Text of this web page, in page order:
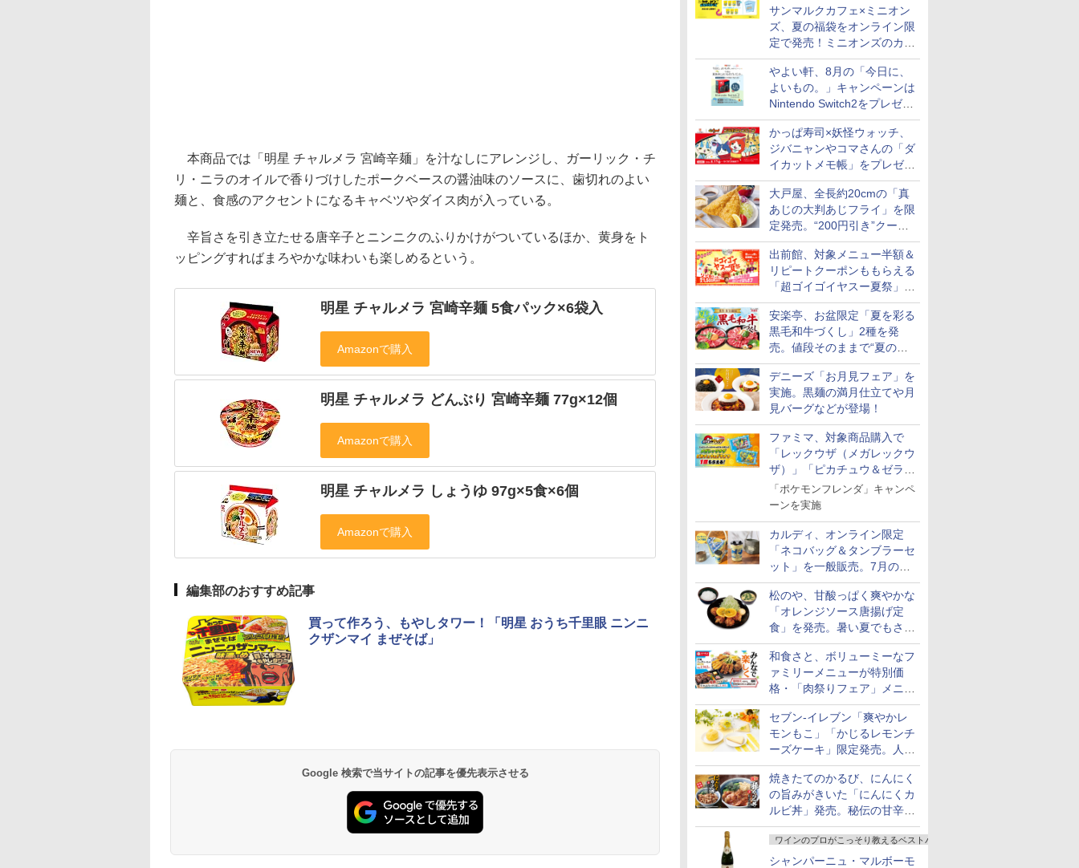
サンマルクカフェ×ミニオン
ズ、夏の福袋をオンライン限
定で発売！ミニオンズのカッ
プと2500円相当のチケット
付き
やよい軒、8月の「今日に、
よいもの。」キャンペーンは
Nintendo Switch2をプレゼン
ト
かっぱ寿司×妖怪ウォッチ、
ジバニャンやコマさんの「ダ
イカットメモ帳」をプレゼン
ト
大戸屋、全長約20cmの「真
あじの大判あじフライ」を限
定発売。“200円引き”クーポ
ンも配信
出前館、対象メニュー半額＆
リピートクーポンももらえる
「超ゴイゴイヤスー夏祭」を
実施
安楽亭、お盆限定「夏を彩る
黒毛和牛づくし」2種を発
売。値段そのままで“夏の巻
き野菜”付き
デニーズ「お月見フェア」を
実施。黒麺の満月仕立てや月
見バーグなどが登場！
ファミマ、対象商品購入で
「レックウザ（メガレックウ
ザ）」「ピカチュウ＆ゼラオ
ラ」のフレンダピックがもら
える！
「ポケモンフレンダ」キャンペ
ーンを実施
カルディ、オンライン限定
「ネコバッグ＆タンブラーセ
ット」を一般販売。7月の抽
選販売の当選無効分
松のや、甘酸っぱく爽やかな
「オレンジソース唐揚げ定
食」を発売。暑い夏でもさっ
ぱり！
和食さと、ボリューミーなフ
ァミリーメニューが特別価
格・「肉祭りフェア」メニュ
ーがテイクアウトに登場
セブン-イレブン「爽やかレ
モンもこ」「かじるレモンチ
ーズケーキ」限定発売。人気
シリーズから夏限定の味わい
が登場
焼きたてのかるび、にんにく
の旨みがきいた「にんにくカ
ルビ丼」発売。秘伝の甘辛だ
れを絡めた「豚カルビ丼」も
復活
ワインのプロがこっそり教えるベストバイ
シャンパーニュ・マルボーモ
本商品では「明星 チャルメラ 宮崎辛麺」を汁なしにアレンジし、ガーリック・チ
リ・ニラのオイルで香りづけしたポークベースの醤油味のソースに、歯切れのよい
麺と、食感のアクセントになるキャベツやダイス肉が入っている。
辛旨さを引き立たせる唐辛子とニンニクのふりかけがついているほか、黄身をト
ッピングすればまろやかな味わいも楽しめるという。
明星 チャルメラ 宮崎辛麺 5食パック×6袋入
明星 チャルメラ どんぶり 宮崎辛麺 77g×12個
明星 チャルメラ しょうゆ 97g×5食×6個
編集部のおすすめ記事
買って作ろう、もやしタワー！「明星 おうち千里眼 ニンニ
クザンマイ まぜそば」
Google 検索で当サイトの記事を優先表示させる